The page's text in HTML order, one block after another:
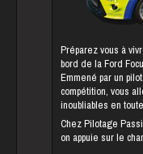
Préparez vous à
bord de la Ford
Emmené par un
compétition, vous
inoubliables en
Chez Pilotage
on appuie sur le